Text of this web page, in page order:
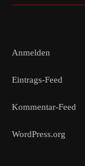
Anmelden
Eintrags-Feed
Kommentar-Feed
WordPress.org